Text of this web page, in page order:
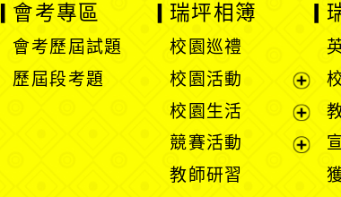
會考專區
會考歷屆試題
歷屆段考題
瑞坪相簿
校園巡禮
校園活動
展
選
校園生活
展
競賽活動
教師研習